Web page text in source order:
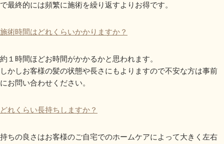
で最終的には頻繁に施術を繰り返すよりお得です。
施術時間はどれくらいかかりますか？
約１時間ほどお時間がかかるかと思われます。
しかしお客様の髪の状態や長さにもよりますので不安な方は事前
にお問い合わせください。
どれくらい長持ちしますか？
持ちの良さはお客様のご自宅でのホームケアによって大きく左右